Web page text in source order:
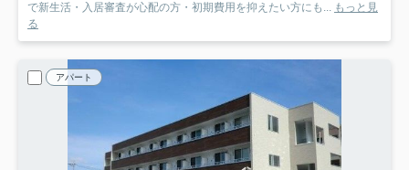
で新生活・入居審査が心配の方・初期費用を抑えたい方にも... もっと見
る
アパート